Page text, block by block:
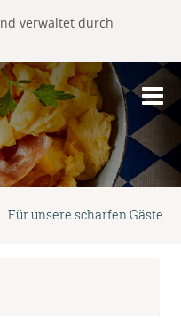
verwaltet durch
Für unsere scharfen Gäste